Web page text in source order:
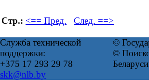
Стр.: <== Пред. След. ==>
Служба технической
поддержки:
+375 17 293 29 78
skk@nlb.by
©
©
Беларуси